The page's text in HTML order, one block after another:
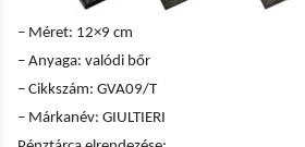
– Méret: 12×9 cm
– Anyaga: valódi bőr
– Cikkszám: GVA09/T
– Márkanév: GIULTIERI